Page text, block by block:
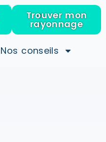
Trouver mon
rayonnage
Nos conseils